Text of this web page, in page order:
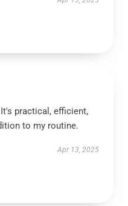
practical, efficient,
to my routine.
Apr 13, 2025